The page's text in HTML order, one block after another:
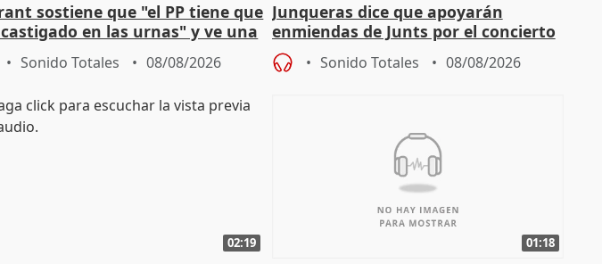
sostiene que "el PP tiene que
en las urnas" y ve una
de cambio"
Sonido Totales 08/08/2026
Junqueras dice que apoyarán
enmiendas de Junts por el concierto
en el trámite de financiación
Sonido Totales 08/08/2026
02:19 01:18